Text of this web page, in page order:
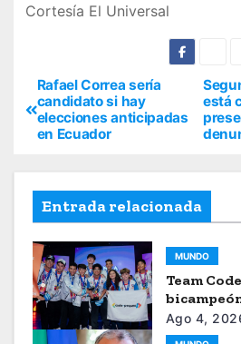
Cortesía El Universal
está
Rafael Correa sería
candidato si hay
elecciones anticipadas
en Ecuador
Entrada relacionada
MUNDO
Team
2026
Ago 4,